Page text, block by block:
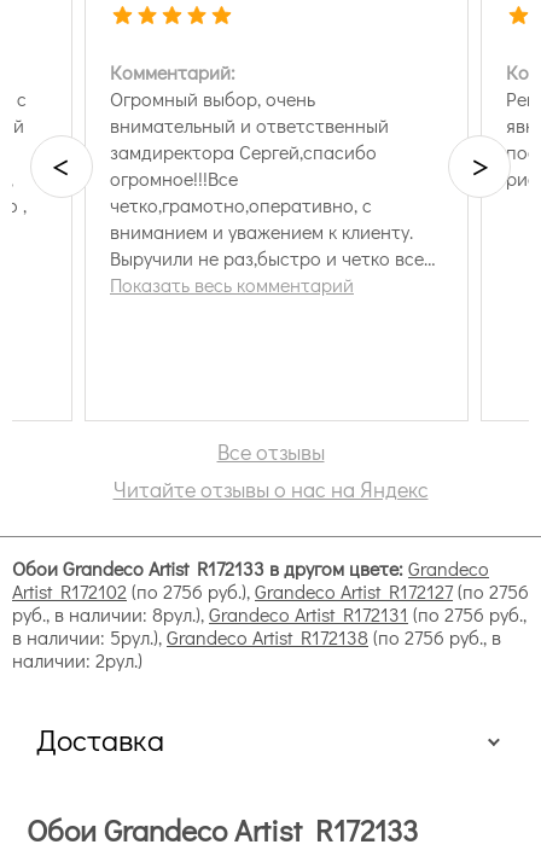
с
,
,
Комментарий:
Огромный выбор, очень
внимательный и ответственный
замдиректора Сергей,спасибо
огромное!!!Все
четко,грамотно,оперативно, с
вниманием и уважением к клиенту.
Выручили не раз,быстро и четко все
отправляли, искали нужный…
Показать весь комментарий
< >
Все отзывы
Читайте отзывы о нас на Яндекс
Обои Grandeco Artist R172133 в другом цвете:Grandeco
Artist R172102 (по 2756 руб.),Grandeco Artist R172127(по 2756
руб., в наличии: 8рул.),Grandeco Artist R172131 (по 2756 руб.,
в наличии: 5рул.),Grandeco Artist R172138 (по 2756 руб., в
наличии: 2рул.)
Доставка
Обои Grandeco Artist R172133